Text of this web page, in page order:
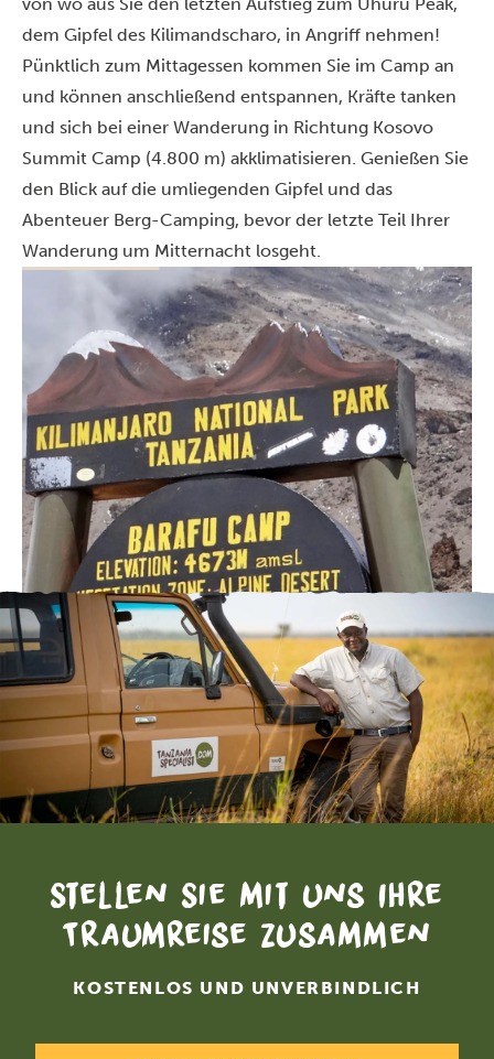
dem Gipfel des Kilimandscharo, in Angriff nehmen!
Pünktlich zum Mittagessen kommen Sie im Camp an
und können anschließend entspannen, Kräfte tanken
und sich bei einer Wanderung in Richtung Kosovo
Summit Camp (4.800 m) akklimatisieren. Genießen Sie
den Blick auf die umliegenden Gipfel und das
Abenteuer Berg-Camping, bevor der letzte Teil Ihrer
Wanderung um Mitternacht losgeht.
Stellen Sie mit uns Ihre
Traumreise zusammen
KOSTENLOS UND UNVERBINDLICH